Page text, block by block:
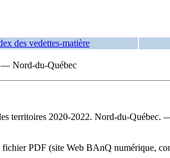
des vedettes-matière
— Nord-du-Québec
territoires 2020-2022. Nord-du-Québec.
fichier PDF (site Web BAnQ numérique,